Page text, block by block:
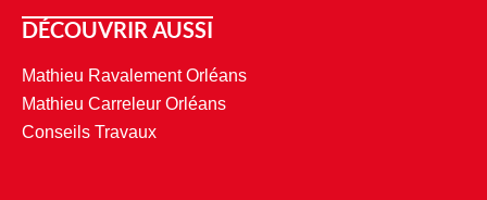
DÉCOUVRIR AUSSI
Mathieu Ravalement Orléans
Mathieu Carreleur Orléans
Conseils Travaux